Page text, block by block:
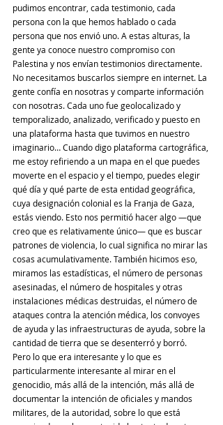
pudimos encontrar, cada testimonio, cada
persona con la que hemos hablado o cada
persona que nos envió uno. A estas alturas, la
gente ya conoce nuestro compromiso con
Palestina y nos envían testimonios directamente.
No necesitamos buscarlos siempre en internet. La
gente confía en nosotras y comparte información
con nosotras. Cada uno fue geolocalizado y
temporalizado, analizado, verificado y puesto en
una plataforma hasta que tuvimos en nuestro
imaginario… Cuando digo plataforma cartográfica,
me estoy refiriendo a un mapa en el que puedes
moverte en el espacio y el tiempo, puedes elegir
qué día y qué parte de esta entidad geográfica,
cuya designación colonial es la Franja de Gaza,
estás viendo. Esto nos permitió hacer algo —que
creo que es relativamente único— que es buscar
patrones de violencia, lo cual significa no mirar las
cosas acumulativamente. También hicimos eso,
miramos las estadísticas, el número de personas
asesinadas, el número de hospitales y otras
instalaciones médicas destruidas, el número de
ataques contra la atención médica, los convoyes
de ayuda y las infraestructuras de ayuda, sobre la
cantidad de tierra que se desenterró y borró.
Pero lo que era interesante y lo que es
particularmente interesante al mirar en el
genocidio, más allá de la intención, más allá de
documentar la intención de oficiales y mandos
militares, de la autoridad, sobre lo que está